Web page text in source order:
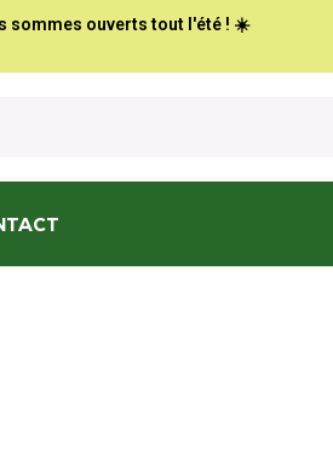
sommes ouverts tout l'été ! ☀️